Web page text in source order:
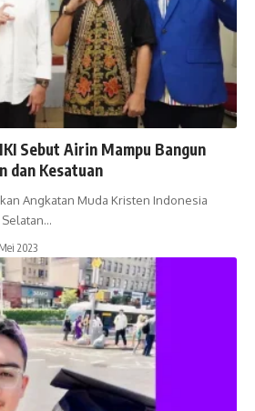
Sebut Airin Mampu Bangun
dan Kesatuan
Angkatan Muda Kristen Indonesia
Selatan…
2023